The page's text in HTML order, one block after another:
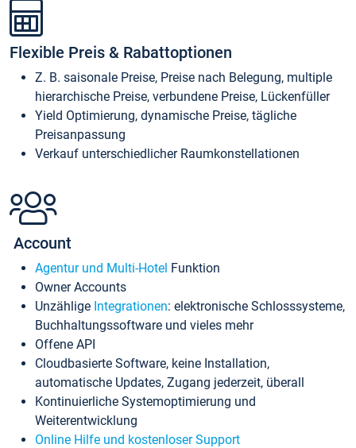
Flexible Preis & Rabattoptionen
Z. B. saisonale Preise, Preise nach Belegung, multiple
hierarchische Preise, verbundene Preise, Lückenfüller
Yield Optimierung, dynamische Preise, tägliche
Preisanpassung
Verkauf unterschiedlicher Raumkonstellationen
Account
Agentur und Multi-Hotel Funktion
Owner Accounts
Unzählige Integrationen: elektronische Schlosssysteme,
Buchhaltungssoftware und vieles mehr
Offene API
Cloudbasierte Software, keine Installation,
automatische Updates, Zugang jederzeit, überall
Kontinuierliche Systemoptimierung und
Weiterentwicklung
Online Hilfe und kostenloser Support